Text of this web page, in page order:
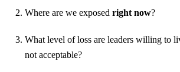
Where are we exposed right now?
What level of loss are leaders willing to
not acceptable?